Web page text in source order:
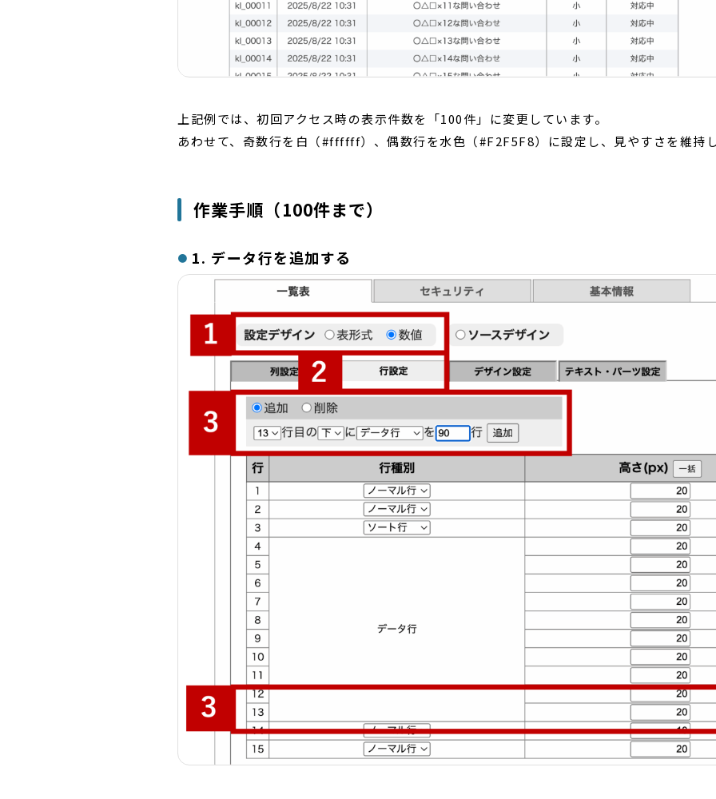
上記例では、初回アクセス時の表示件数を「100件」に変更しています。
あわせて、奇数行を白（#ffffff）、偶数行を水色（#F2F5F8）に設定し、見やすさを維持
作業手順（100件まで）
1. データ行を追加する